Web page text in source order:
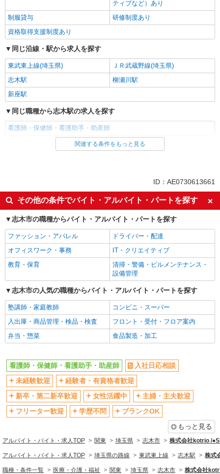
ティブなど）あり
制服貸与
研修制度あり
資格取得支援制度あり
同じ沿線・駅から求人を探す
東武東上線(埼玉県)
ＪＲ武蔵野線(埼玉県)
志木駅
柳瀬川駅
新座駅
同じ職種から志木駅の求人を探す
看護師・保健師・看護助手・助産師
同じ雇用形態から志木駅の求人を探す
入社日応相談
未経験歓迎
経験者・有資格者歓迎
新卒・第二新卒歓迎
女性活躍中
主婦・主夫歓迎
フリーター歓迎
学歴不問
ブランクOK
ミドル（40代～）活躍中
エルダー（50代～）活躍中
シニア（60代～）活躍中
高収入・高額
ボーナス・賞与あり
昇給あり
完全週休2日制
フルタイム歓迎
禁煙・分煙
駅直結・駅チカ
車通勤OK
バイク通勤OK
自転車通勤OK
社会保険あり
産休・育休取得実績あり
退職金・財形貯蓄制度あり
各種手当（家族・役職・インセン
ティブなど）あり
制服貸与
研修制度あり
資格取得支援制度あり
医療・介護・福祉
看護師・保健師・看護助手・助産師
関連する条件をもっと見る
ID：AE0730613661
その他の条件でバイト・アルバイト・パートを探す
志木市の職種からバイト・アルバイト・パートを探す
ファッション・アパレル
ドライバー・配達
オフィスワーク・事務
IT・クリエイティブ
教育・保育
清掃・警備・ビルメンテナンス・
設備管理
志木市の人気の職種からバイト・アルバイト・パートを探す
塾講師・家庭教師
コンビニ・スーパー
入出庫・商品管理・検品・検査
フロント・受付・フロア案内
弁当・惣菜
食品製造・加工
看護師・保健師・看護助手・助産師
入社日応相談
未経験歓迎
経験者・有資格者歓迎
新卒・第二新卒歓迎
女性活躍中
主婦・主夫歓迎
フリーター歓迎
学歴不問
ブランクOK
もっと見る
アルバイト・バイト・求人TOP 関東 埼玉県 志木市 株式会社kotrio /
アルバイト・バイト・求人TOP 埼玉県の路線 東武東上線 志木駅 株式
職種・条件一覧 医療・介護・福祉 関東 埼玉県 志木市 株式会社